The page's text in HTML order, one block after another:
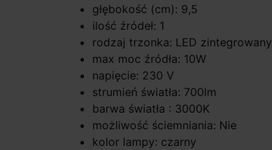
głębokość (cm): 9,5
ilość źródeł: 1
rodzaj trzonka: LED zintegrowany
max moc źródła: 10W
napięcie: 230 V
strumień światła: 700lm
barwa światła : 3000K
możliwość ściemniania: Nie
kolor lampy: czarny